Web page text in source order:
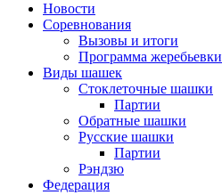
Новости
Соревнования
Вызовы и итоги
Программа жеребьевки
Виды шашек
Стоклеточные шашки
Партии
Обратные шашки
Русские шашки
Партии
Рэндзю
Федерация